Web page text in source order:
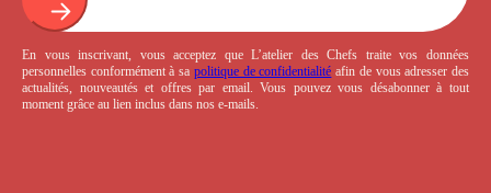
En vous inscrivant, vous acceptez que L’atelier des Chefs traite vos données
personnelles conformément à sa politique de confidentialité afin de vous adresser des
actualités, nouveautés et offres par email. Vous pouvez vous désabonner à tout
moment grâce au lien inclus dans nos e-mails.